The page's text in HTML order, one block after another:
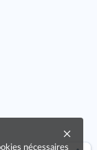
nécessaires